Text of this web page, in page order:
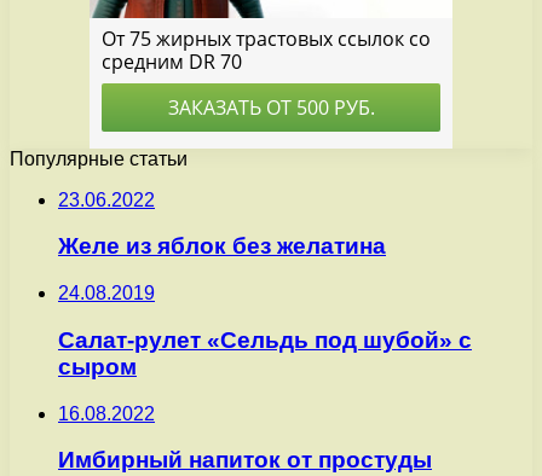
Популярные статьи
23.06.2022
Желе из яблок без желатина
24.08.2019
Салат-рулет «Сельдь под шубой» с
сыром
16.08.2022
Имбирный напиток от простуды